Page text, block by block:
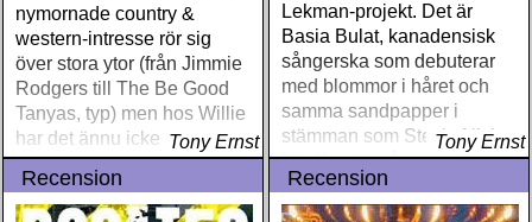
nymornade country &
western-intresse rör sig
över stora ytor (från Jimmie
Rodgers till The Be Good
Tanyas, typ) men hos Willie
har det ännu icke landat
Tony Ernst
Lekman-projekt. Det är
Basia Bulat, kanadensisk
sångerska som debuterar
med blommor i håret och
samma sandpapper i
stämman som Stevie Nicks.
Musiken är någon sorts
kammarpop, med inslag av
folk och visa
Tony Ernst
Recension Recension